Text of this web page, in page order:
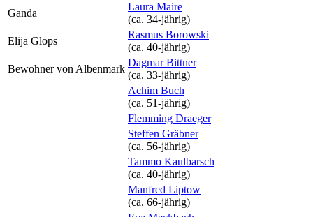
Ganda
Laura Maire
(ca. 34‑jährig)
Elija Glops
Rasmus Borowski
(ca. 40‑jährig)
Bewohner von Albenmark
Dagmar Bittner
(ca. 33‑jährig)
Achim Buch
(ca. 51‑jährig)
Flemming Draeger
Steffen Gräbner
(ca. 56‑jährig)
Tammo Kaulbarsch
(ca. 40‑jährig)
Manfred Liptow
(ca. 66‑jährig)